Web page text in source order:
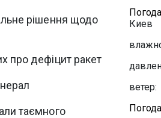
рішення щодо
про дефіцит ракет
таємного
Погода
Киев
ветер: